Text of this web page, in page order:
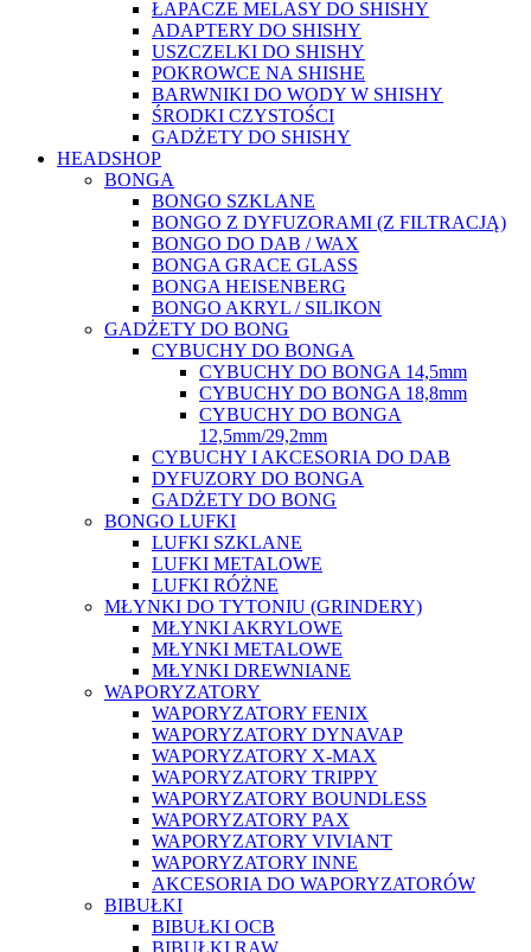
ŁAPACZE MELASY DO SHISHY
ADAPTERY DO SHISHY
USZCZELKI DO SHISHY
POKROWCE NA SHISHE
BARWNIKI DO WODY W SHISHY
ŚRODKI CZYSTOŚCI
GADŻETY DO SHISHY
HEADSHOP
BONGA
BONGO SZKLANE
BONGO Z DYFUZORAMI (Z FILTRACJĄ)
BONGO DO DAB / WAX
BONGA GRACE GLASS
BONGA HEISENBERG
BONGO AKRYL / SILIKON
GADŻETY DO BONG
CYBUCHY DO BONGA
CYBUCHY DO BONGA 14,5mm
CYBUCHY DO BONGA 18,8mm
CYBUCHY DO BONGA
12,5mm/29,2mm
CYBUCHY I AKCESORIA DO DAB
DYFUZORY DO BONGA
GADŻETY DO BONG
BONGO LUFKI
LUFKI SZKLANE
LUFKI METALOWE
LUFKI RÓŻNE
MŁYNKI DO TYTONIU (GRINDERY)
MŁYNKI AKRYLOWE
MŁYNKI METALOWE
MŁYNKI DREWNIANE
WAPORYZATORY
WAPORYZATORY FENIX
WAPORYZATORY DYNAVAP
WAPORYZATORY X-MAX
WAPORYZATORY TRIPPY
WAPORYZATORY BOUNDLESS
WAPORYZATORY PAX
WAPORYZATORY VIVIANT
WAPORYZATORY INNE
AKCESORIA DO WAPORYZATORÓW
BIBUŁKI
BIBUŁKI OCB
BIBUŁKI RAW